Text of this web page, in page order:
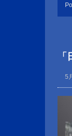
5